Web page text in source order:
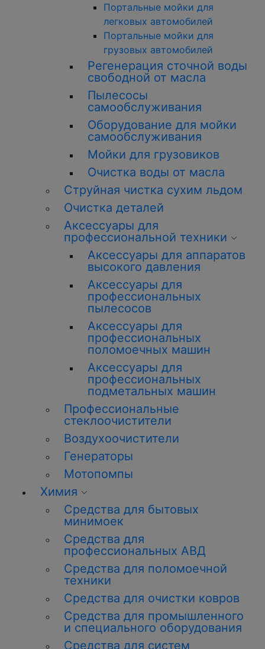
Портальные мойки для
легковых автомобилей
Портальные мойки для
грузовых автомобилей
Регенерация сточной воды
свободной от масла
Пылесосы
самообслуживания
Оборудование для мойки
самообслуживания
Мойки для грузовиков
Очистка воды от масла
Струйная чистка сухим льдом
Очистка деталей
Аксессуары для
профессиональной техники
Аксессуары для аппаратов
высокого давления
Аксессуары для
профессиональных
пылесосов
Аксессуары для
профессиональных
поломоечных машин
Аксессуары для
профессиональных
подметальных машин
Профессиональные
стеклоочистители
Воздухоочистители
Генераторы
Мотопомпы
Химия
Средства для бытовых
минимоек
Средства для
профессиональных АВД
Средства для поломоечной
техники
Средства для очистки ковров
Средства для промышленного
и специального оборудования
Средства для систем